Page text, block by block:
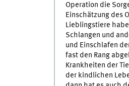
Operation die
Einschätzung des
Lieblingstiere
Schlangen und
und Einschlafen
fast den Rang
Krankheiten der
der kindlichen